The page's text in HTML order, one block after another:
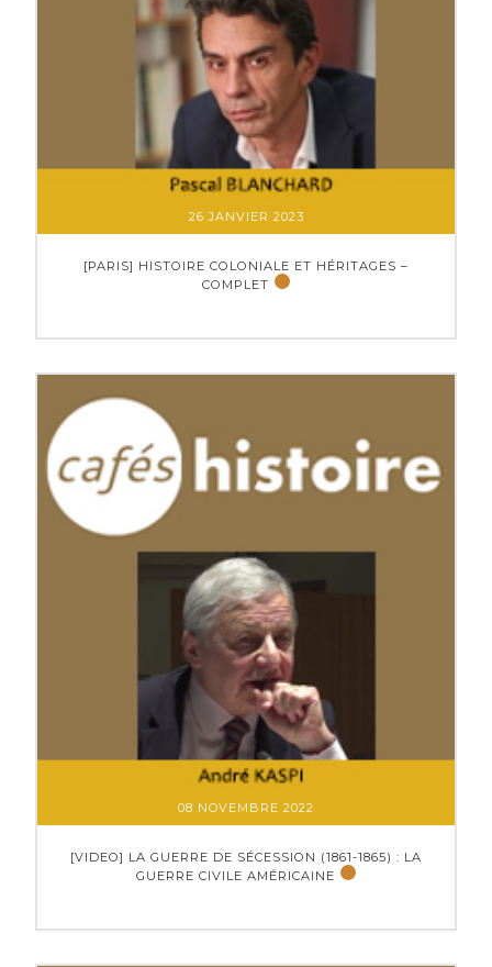
26 JANVIER 2023
[PARIS] HISTOIRE COLONIALE ET HÉRITAGES –
COMPLET
08 NOVEMBRE 2022
[VIDEO] LA GUERRE DE SÉCESSION (1861-1865) : LA
GUERRE CIVILE AMÉRICAINE